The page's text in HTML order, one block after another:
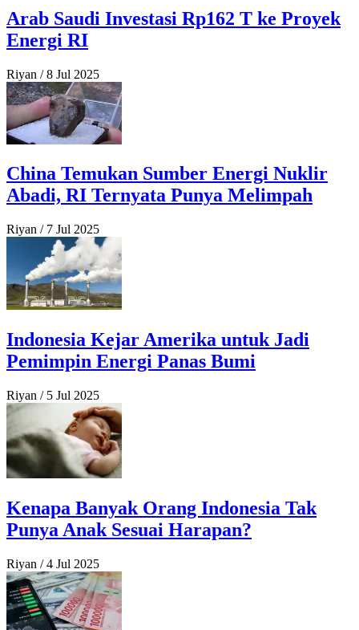
Arab Saudi Investasi Rp162 T ke Proyek
Energi RI
Riyan / 8 Jul 2025
China Temukan Sumber Energi Nuklir
Abadi, RI Ternyata Punya Melimpah
Riyan / 7 Jul 2025
Indonesia Kejar Amerika untuk Jadi
Pemimpin Energi Panas Bumi
Riyan / 5 Jul 2025
Kenapa Banyak Orang Indonesia Tak
Punya Anak Sesuai Harapan?
Riyan / 4 Jul 2025